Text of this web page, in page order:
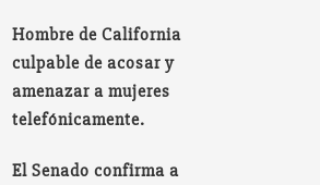
Hombre de California
culpable de acosar y
amenazar a mujeres
telefónicamente.
El Senado confirma a